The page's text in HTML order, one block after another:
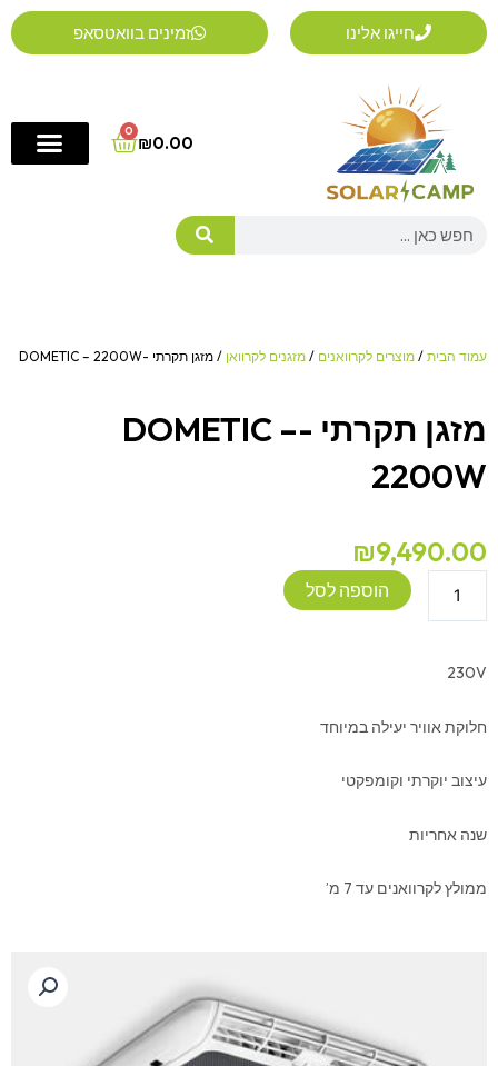
דילוג
לתוכן
חייגו אלינו זמינים בוואטסאפ
₪0.00
0
Cart
Search
עמוד הבית / מוצרים לקרוואנים / מזגנים לקרוואן / מזגן תקרתי -DOMETIC – 2200W
מזגן תקרתי -DOMETIC –
2200W
₪9,490.00
הוספה לסל
230V
חלוקת אוויר יעילה במיוחד
עיצוב יוקרתי וקומפקטי
שנה אחריות
ממולץ לקרוואנים עד 7 מ’